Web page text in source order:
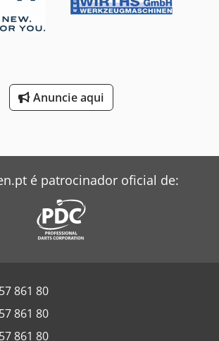
Anuncie aqui
é patrocinador oficial de:
861 80
861 80
861 80